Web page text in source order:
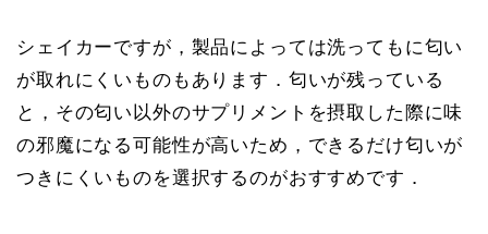
シェイカーですが，製品によっては洗ってもに匂い
が取れにくいものもあります．匂いが残っている
と，その匂い以外のサプリメントを摂取した際に味
の邪魔になる可能性が高いため，できるだけ匂いが
つきにくいものを選択するのがおすすめです．